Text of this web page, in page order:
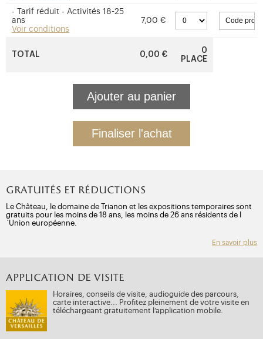
- Tarif réduit - Activités 18-25
ans
Voir conditions
7,00 €
TOTAL 0,00 €
0
PLACE
Gratuités et réductions
Le Château, le domaine de Trianon et les expositions temporaires sont
gratuits pour les moins de 18 ans, les moins de 26 ans résidents de l
´Union européenne.
En savoir plus
APPLICATION DE VISITE
Horaires, conseils de visite, audioguide des parcours,
carte interactive... Profitez pleinement de votre visite en
téléchargeant gratuitement l’application mobile.